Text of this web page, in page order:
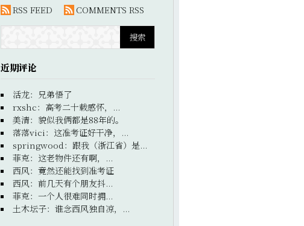
RSS FEED COMMENTS RSS
近期评论
活龙： 兄弟悟了
rxshc： 高考二十载感怀，...
美清： 貌似我俩都是88年的。
落落vici ： 这准考证好干净，...
springwood ： 跟我（浙江省）是...
菲克： 这老物件还有啊，...
西风： 竟然还能找到准考证
西风： 前几天有个朋友抖...
菲克： 一个人很难同时拥...
土木坛子： 谁念西风独自凉，...